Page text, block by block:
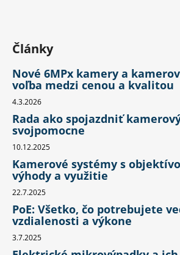
Články
Nové 6MPx kamery a
voľba medzi cenou a kvalitou
4.3.2026
Rada ako spojazdniť
svojpomocne
10.12.2025
Kamerové systémy s
výhody a využitie
22.7.2025
PoE: Všetko, čo potrebujete
vzdialenosti a výkone
3.7.2025